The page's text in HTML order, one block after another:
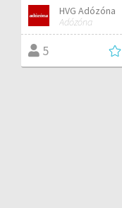
HVG Adózóna
Adózóna
5